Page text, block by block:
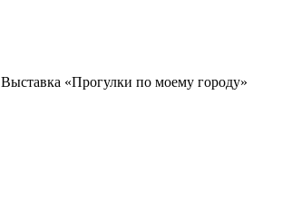
Выставка «Прогулки по моему городу»